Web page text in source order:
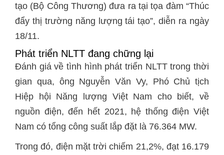
tạo (Bộ Công Thương) đưa ra tại tọa đàm “Thúc
đẩy thị trường năng lượng tái tạo”, diễn ra ngày
18/11.
Phát triển NLTT đang chững lại
Đánh giá về tình hình phát triển NLTT trong thời
gian qua, ông Nguyễn Văn Vy, Phó Chủ tịch
Hiệp hội Năng lượng Việt Nam cho biết, về
nguồn điện, đến hết 2021, hệ thống điện Việt
Nam có tổng công suất lắp đặt là 76.364 MW.
Trong đó, điện mặt trời chiếm 21,2%, đạt 16.179